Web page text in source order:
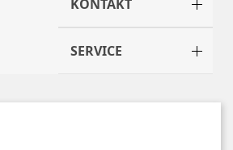
KONTAKT
SERVICE